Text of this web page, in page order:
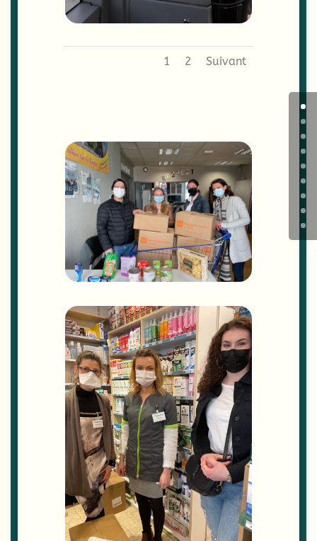
1 2 Suivant